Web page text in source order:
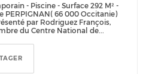
- Piscine - Surface 292 M² -
PERPIGNAN( 66 000 Occitanie)
par Rodriguez François,
du Centre National de...